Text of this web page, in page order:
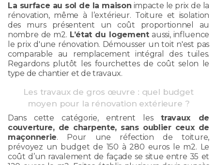
La surface au sol de la maison impacte le prix de la
rénovation, même à l’extérieur. Toiture et isolation
des murs présentent un coût proportionnel au
nombre de m2. L’état du logementaussi, influence
le prix d'une rénovation. Démousser un toit n'est pas
comparable au remplacement intégral des tuiles.
Regardons plutôt les fourchettes de coût selon le
type de chantier et de travaux.
Les travaux de gros œuvre : quel budget
moyen pour la rénovation extérieure ?
Dans cette catégorie, entrent lestravaux de
couverture, de charpente, sans oublier ceux de
maçonnerie. Pour une réfection de toiture,
prévoyez un budget de 150 à 280 euros le m2. Le
coût d’un ravalement de façade se situe entre 35 et